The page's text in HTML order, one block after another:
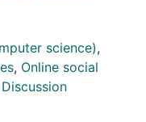
and
science),
, Online social
Discussion